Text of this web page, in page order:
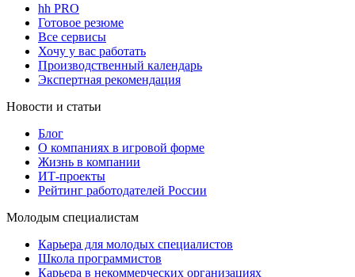
hh PRO
Готовое резюме
Все сервисы
Хочу у вас работать
Производственный календарь
Экспертная рекомендация
Новости и статьи
Блог
О компаниях в игровой форме
Жизнь в компании
ИТ-проекты
Рейтинг работодателей России
Молодым специалистам
Карьера для молодых специалистов
Школа программистов
Карьера в некоммерческих организациях